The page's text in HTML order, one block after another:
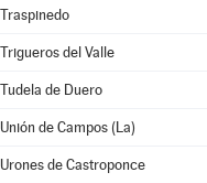
Traspinedo
Trigueros del Valle
Tudela de Duero
Unión de Campos (La)
Urones de Castroponce